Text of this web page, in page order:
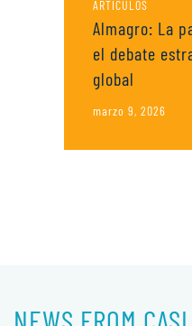
ARTÍCULOS
Almagro: La
el debate
global
marzo 9, 2026